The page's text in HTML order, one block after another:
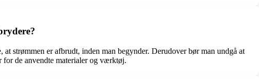
strømmen er afbrudt, inden man begynder. Derudover bør man undgå at
de anvendte materialer og værktøj.